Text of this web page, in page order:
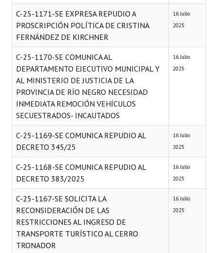
C-25-1171-SE EXPRESA REPUDIO A
PROSCRIPCIÓN POLÍTICA DE CRISTINA
FERNÁNDEZ DE KIRCHNER
16 Julio
2025
C-25-1170-SE COMUNICA AL
DEPARTAMENTO EJECUTIVO MUNICIPAL Y
AL MINISTERIO DE JUSTICIA DE LA
PROVINCIA DE RÍO NEGRO NECESIDAD
INMEDIATA REMOCIÓN VEHÍCULOS
SECUESTRADOS- INCAUTADOS
16 Julio
2025
C-25-1169-SE COMUNICA REPUDIO AL
DECRETO 345/25
16 Julio
2025
C-25-1168-SE COMUNICA REPUDIO AL
DECRETO 383/2025
16 Julio
2025
C-25-1167-SE SOLICITA LA
RECONSIDERACIÓN DE LAS
RESTRICCIONES AL INGRESO DE
TRANSPORTE TURÍSTICO AL CERRO
TRONADOR
16 Julio
2025